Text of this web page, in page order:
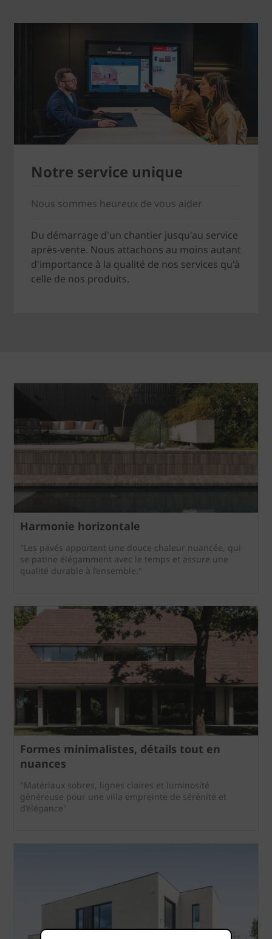
Notre service unique
Nous sommes heureux de vous aider
Du démarrage d'un chantier jusqu'au service
après-vente. Nous attachons au moins autant
d'importance à la qualité de nos services qu'à
celle de nos produits.
Harmonie horizontale
"Les pavés apportent une douce chaleur nuancée, qui
se patine élégamment avec le temps et assure une
qualité durable à l’ensemble."
Formes minimalistes, détails tout en
nuances
"Matériaux sobres, lignes claires et luminosité
généreuse pour une villa empreinte de sérénité et
d’élégance"